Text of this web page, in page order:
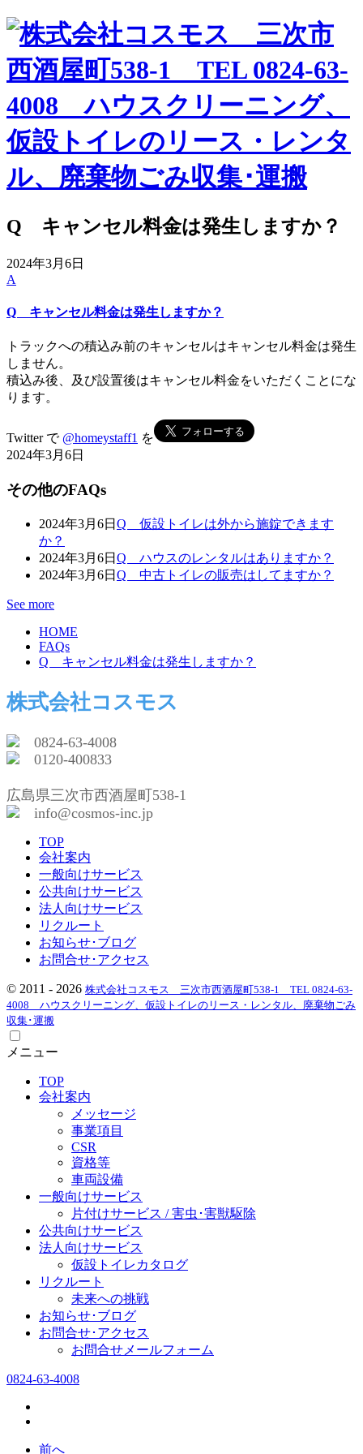
Q キャンセル料金は発生しますか？
2024年3月6日
A
Q キャンセル料金は発生しますか？
トラックへの積込み前のキャンセルはキャンセル料金は発生
しません。
積込み後、及び設置後はキャンセル料金をいただくことにな
ります。
Twitter で @homeystaff1 を
2024年3月6日
その他のFAQs
2024年3月6日 Q 仮設トイレは外から施錠できます
か？
2024年3月6日 Q ハウスのレンタルはありますか？
2024年3月6日 Q 中古トイレの販売はしてますか？
See more
HOME
FAQs
Q キャンセル料金は発生しますか？
株式会社コスモス
0824-63-4008
0120-400833
広島県三次市西酒屋町538-1
info@cosmos-inc.jp
TOP
会社案内
一般向けサービス
公共向けサービス
法人向けサービス
リクルート
お知らせ･ブログ
お問合せ･アクセス
© 2011 - 2026 株式会社コスモス 三次市西酒屋町538-1 TEL 0824-63-
4008 ハウスクリーニング、仮設トイレのリース・レンタル、廃棄物ごみ
収集･運搬
メニュー
TOP
会社案内
メッセージ
事業項目
CSR
資格等
車両設備
一般向けサービス
片付けサービス / 害虫･害獣駆除
公共向けサービス
法人向けサービス
仮設トイレカタログ
リクルート
未来への挑戦
お知らせ･ブログ
お問合せ･アクセス
お問合せメールフォーム
0824-63-4008
前へ